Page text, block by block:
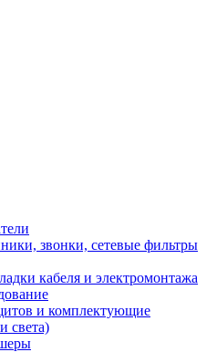
звонки, сетевые фильтры
кабеля и электромонтажа
и комплектующие
света)